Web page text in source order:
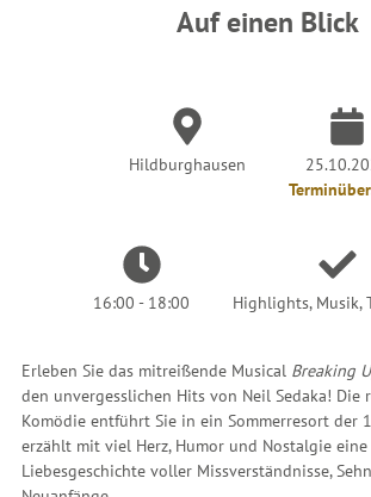
Auf einen Blick
Hildburghausen
16:00 - 18:00 Highlights, Musik,
Erleben Sie das mitreißende Musical Breaking
den unvergesslichen Hits von Neil Sedaka! Die
Komödie entführt Sie in ein Sommerresort der
erzählt mit viel Herz, Humor und Nostalgie
Liebesgeschichte voller Missverständnisse,